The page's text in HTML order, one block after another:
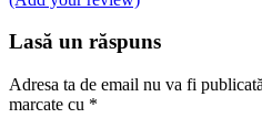
Lasă un răspuns
Adresa ta de email nu va fi
marcate cu *